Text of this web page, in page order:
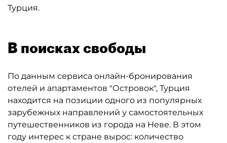
Турция.
В поисках свободы
По данным сервиса онлайн-бронирования
отелей и апартаментов "Островок", Турция
находится на позиции одного из популярных
зарубежных направлений у самостоятельных
путешественников из города на Неве. В этом
году интерес к стране вырос: количество